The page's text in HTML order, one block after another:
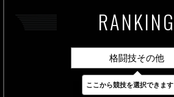
RANKING
格闘技その他
最新 24時間
ここから競技を選択できます